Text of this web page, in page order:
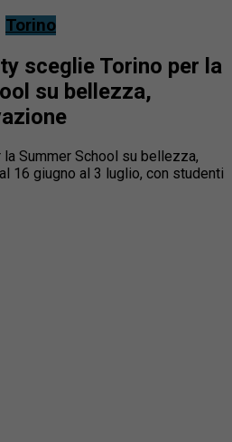
Torino
sceglie Torino per la
su bellezza,
Summer School su bellezza,
16 giugno al 3 luglio, con studenti